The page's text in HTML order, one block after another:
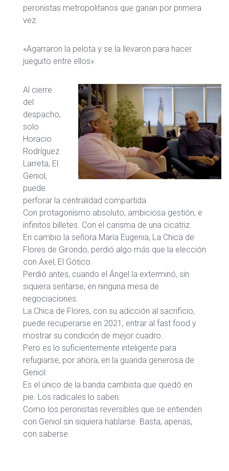
peronistas metropolitanos que ganan por primera
vez.
«Agarraron la pelota y se la llevaron para hacer
jueguito entre ellos».
Al cierre
del
despacho,
solo
Horacio
Rodríguez
Larreta, El
Geniol,
puede
perforar la centralidad compartida.
Con protagonismo absoluto, ambiciosa gestión, e
infinitos billetes. Con el carisma de una cicatriz.
En cambio la señora María Eugenia, La Chica de
Flores de Girondo, perdió algo más que la elección
con Axel, El Gótico.
Perdió antes, cuando el Ángel la exterminó, sin
siquiera sentarse, en ninguna mesa de
negociaciones.
La Chica de Flores, con su adicción al sacrificio,
puede recuperarse en 2021, entrar al fast food y
mostrar su condición de mejor cuadro.
Pero es lo suficientemente inteligente para
refugiarse, por ahora, en la guarida generosa de
Geniol.
Es el único de la banda cambista que quedó en
pie. Los radicales lo saben.
Como los peronistas reversibles que se entienden
con Geniol sin siquiera hablarse. Basta, apenas,
con saberse.